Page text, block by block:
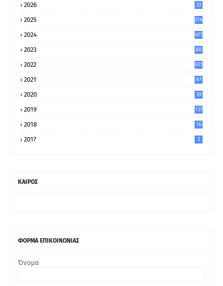
2026 33
2025 214
2024 411
2023
80
2022 611
2021
67
2020
39
2019 137
2018 16
2017 2
ΚΑΙΡΟΣ
ΦΟΡΜΑ ΕΠΙΚΟΙΝΩΝΙΑΣ
Όνομα